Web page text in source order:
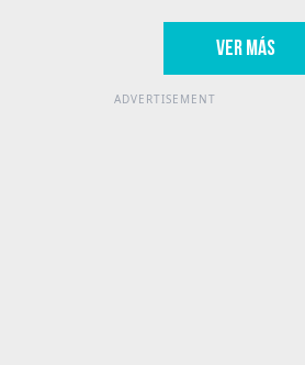
VER MÁS